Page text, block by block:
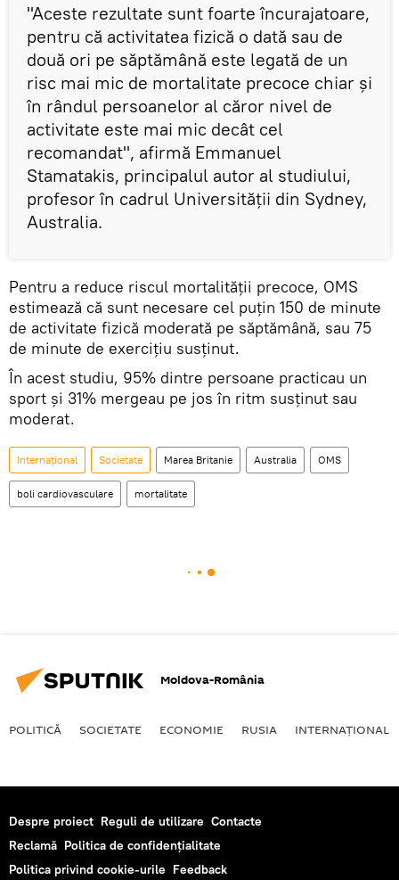
"Aceste rezultate sunt foarte încurajatoare,
pentru că activitatea fizică o dată sau de
două ori pe săptămână este legată de un
risc mai mic de mortalitate precoce chiar și
în rândul persoanelor al căror nivel de
activitate este mai mic decât cel
recomandat", afirmă Emmanuel
Stamatakis, principalul autor al studiului,
profesor în cadrul Universității din Sydney,
Australia.
Pentru a reduce riscul mortalităţii precoce, OMS
estimează că sunt necesare cel puțin 150 de minute
de activitate fizică moderată pe săptămână, sau 75
de minute de exercițiu susținut.
În acest studiu, 95% dintre persoane practicau un
sport și 31% mergeau pe jos în ritm susținut sau
moderat.
Internaţional Societate Marea Britanie Australia OMS
boli cardiovasculare mortalitate
Moldova-România
POLITICĂ SOCIETATE ECONOMIE RUSIA INTERNAŢIONAL
Despre proiect Reguli de utilizare Contacte
Reclamă Politica de confidențialitate
Politica privind cookie-urile Feedback